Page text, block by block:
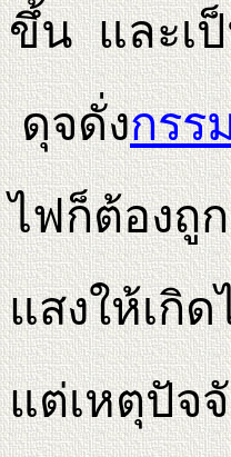
ขึ้น และเ
ดุจดั่งกรร
ไฟก็ต้องถู
แสงให้เกิ
แต่เหตุปัจ